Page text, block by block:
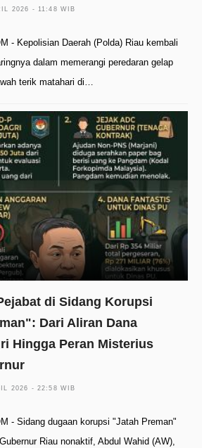
2026 - 11:48 WIB
- Kepolisian Daerah (Polda) Riau kembali
dalam memerangi peredaran gelap
terik matahari di…
di Sidang Korupsi
Dari Aliran Dana
Hingga Peran Misterius
2026 - 22:58 WIB
- Sidang dugaan korupsi "Jatah Preman"
Riau nonaktif, Abdul Wahid (AW),